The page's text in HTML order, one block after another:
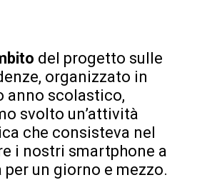
del progetto sulle
organizzato in
anno scolastico,
svolto un’attività
che consisteva nel
i nostri smartphone a
per un giorno e mezzo.